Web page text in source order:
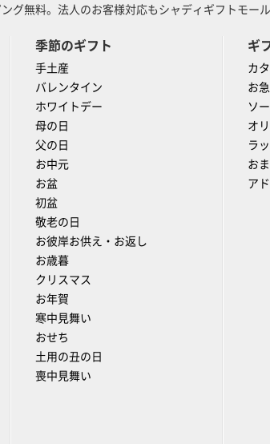
グ無料。法人のお客様対応もシャディギフトモー
季節のギフト
手土産
バレンタイン
ホワイトデー
母の日
父の日
お中元
お盆
初盆
敬老の日
お彼岸お供え・お返し
お歳暮
クリスマス
お年賀
寒中見舞い
おせち
土用の丑の日
喪中見舞い
ギ
カ
お
ソ
オ
ラ
お
ア